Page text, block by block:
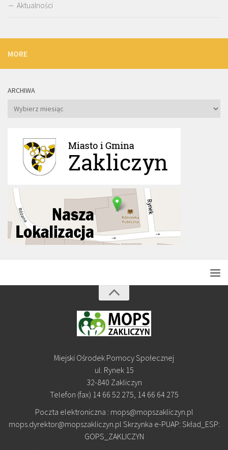
Aktualności
MORE
ARCHIWA
Archiwa
Miejski Ośrodek Pomocy Społecznej
ul. Rynek 15
32-840 Zakliczyn
Telefon (fax) 14 66 52 275, 14 66 64 275
Poczta elektroniczna : mops@mopszakliczyn.pl
mops.dyrektor@mopszakliczyn.pl Skrzynka e-PUAP: Skład_ESP:
GOPS_ZAKLICZYN